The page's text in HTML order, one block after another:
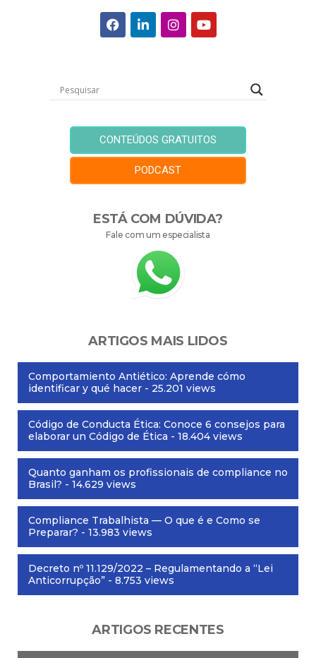
CONTEÚDOS GRATUITOS
PODCAST
ESTÁ COM DÚVIDA?
Fale com um especialista
ARTIGOS MAIS LIDOS
Comportamiento Antiético: Aprende cómo
identificar y qué hacer - 25.201 views
Código de Conducta Ética: Conoce 6 consejos para
elaborar un Código de Ética - 18.404 views
Quanto ganham os profissionais de compliance no
Brasil? - 14.629 views
Compliance Trabalhista — O que é e Como se
Preparar? - 13.983 views
Decreto nº 11.129/2022 – Regulamentando a “Lei
Anticorrupção” - 8.753 views
ARTIGOS RECENTES